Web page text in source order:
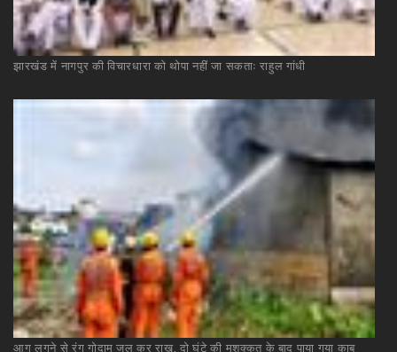
झारखंड में नागपुर की विचारधारा को थोपा नहीं जा सकताः राहुल गांधी
आग लगने से रंग गोदाम जल कर राख, दो घंटे की मशक्कत के बाद पाया गया काबू